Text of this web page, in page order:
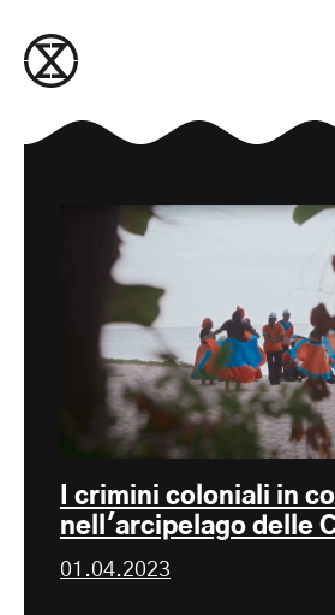
I crimini coloniali in
nell'arcipelago delle
01.04.2023